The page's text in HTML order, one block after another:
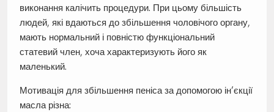
виконання калічить процедури. При цьому більшість
людей, які вдаються до збільшення чоловічого органу,
мають нормальний і повністю функціональний
статевий член, хоча характеризують його як
маленький.
Мотивація для збільшення пеніса за допомогою ін’єкції
масла різна: